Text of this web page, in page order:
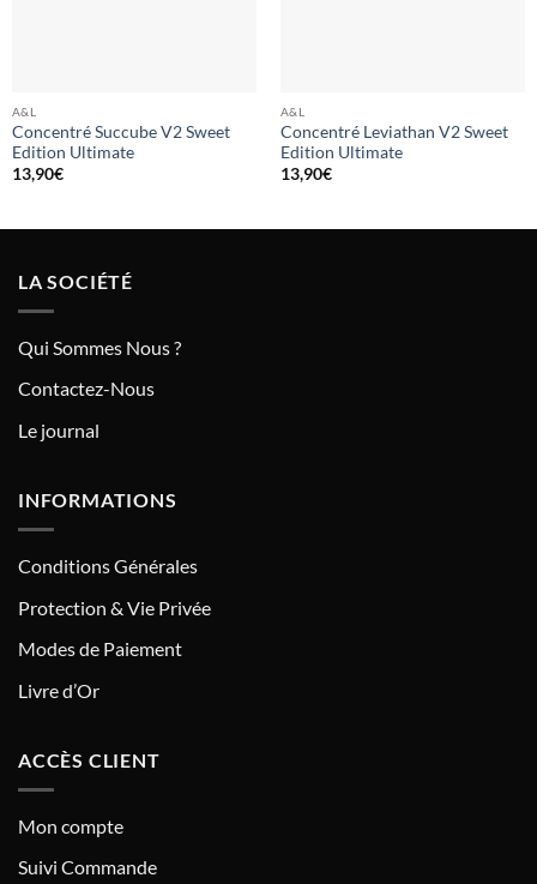
A&L
Concentré Succube V2 Sweet
Edition Ultimate
13,90€
A&L
Concentré Leviathan V2 Sweet
Edition Ultimate
13,90€
LA SOCIÉTÉ
Qui Sommes Nous ?
Contactez-Nous
Le journal
INFORMATIONS
Conditions Générales
Protection & Vie Privée
Modes de Paiement
Livre d’Or
ACCÈS CLIENT
Mon compte
Suivi Commande